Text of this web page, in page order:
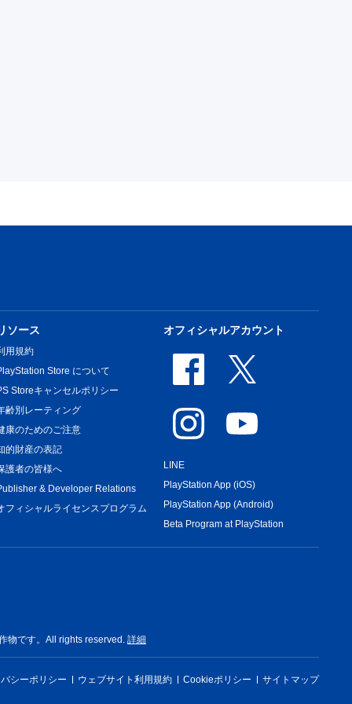
ソース
用規約
Store について
Storeキャンセルポリシー
齢別レーティング
康のためのご注意
的財産の表記
護者の皆様へ
& Developer Relations
フィシャルライセンスプログラム
オフィシャルアカウント
LINE
PlayStation App (iOS)
PlayStation App (Android)
Beta Program at PlayStation
物です。All rights reserved. 詳細
シーポリシー ウェブサイト利用規約 Cookieポリシー サイトマップ